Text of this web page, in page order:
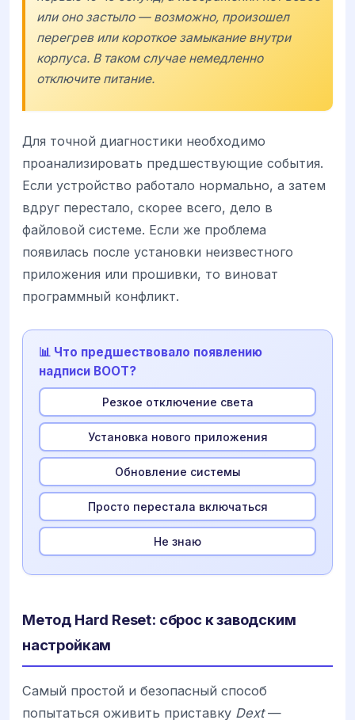
или оно застыло — возможно, произошел
перегрев или короткое замыкание внутри
корпуса. В таком случае немедленно
отключите питание.
Для точной диагностики необходимо
проанализировать предшествующие события.
Если устройство работало нормально, а затем
вдруг перестало, скорее всего, дело в
файловой системе. Если же проблема
появилась после установки неизвестного
приложения или прошивки, то виноват
программный конфликт.
📊 Что предшествовало появлению
надписи BOOT?
Резкое отключение света
Установка нового приложения
Обновление системы
Просто перестала включаться
Не знаю
Метод Hard Reset: сброс к заводским
настройкам
Самый простой и безопасный способ
попытаться оживить приставку Dext—